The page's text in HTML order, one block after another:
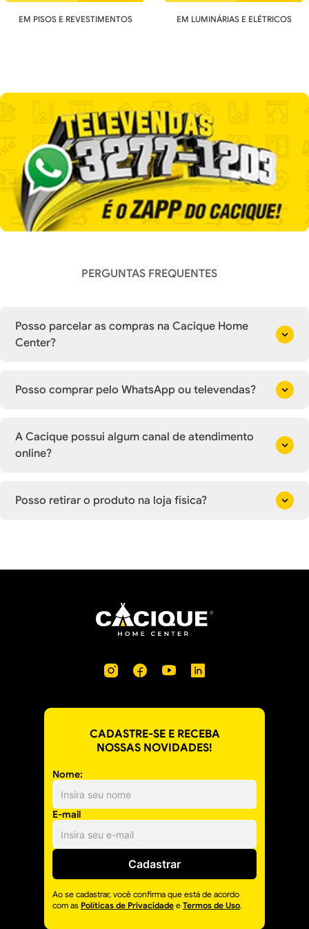
EM PISOS E REVESTIMENTOS EM LUMINÁRIAS E ELÉTRICOS
PERGUNTAS FREQUENTES
Posso parcelar as compras na Cacique Home
Center?
Posso comprar pelo WhatsApp ou televendas?
A Cacique possui algum canal de atendimento
online?
Posso retirar o produto na loja física?
CADASTRE-SE E RECEBA
NOSSAS NOVIDADES!
Nome:
E-mail
Cadastrar
Ao se cadastrar, você confirma que está de acordo
com as Políticas de Privacidade e Termos de Uso.